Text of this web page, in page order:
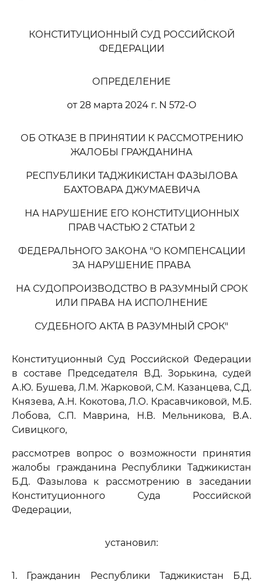
КОНСТИТУЦИОННЫЙ СУД РОССИЙСКОЙ
ФЕДЕРАЦИИ
ОПРЕДЕЛЕНИЕ
от 28 марта 2024 г. N 572-О
ОБ ОТКАЗЕ В ПРИНЯТИИ К РАССМОТРЕНИЮ
ЖАЛОБЫ ГРАЖДАНИНА
РЕСПУБЛИКИ ТАДЖИКИСТАН ФАЗЫЛОВА
БАХТОВАРА ДЖУМАЕВИЧА
НА НАРУШЕНИЕ ЕГО КОНСТИТУЦИОННЫХ
ПРАВ ЧАСТЬЮ 2 СТАТЬИ 2
ФЕДЕРАЛЬНОГО ЗАКОНА "О КОМПЕНСАЦИИ
ЗА НАРУШЕНИЕ ПРАВА
НА СУДОПРОИЗВОДСТВО В РАЗУМНЫЙ СРОК
ИЛИ ПРАВА НА ИСПОЛНЕНИЕ
СУДЕБНОГО АКТА В РАЗУМНЫЙ СРОК"
Конституционный Суд Российской Федерации
в составе Председателя В.Д. Зорькина, судей
А.Ю. Бушева, Л.М. Жарковой, С.М. Казанцева, С.Д.
Князева, А.Н. Кокотова, Л.О. Красавчиковой, М.Б.
Лобова, С.П. Маврина, Н.В. Мельникова, В.А.
Сивицкого,
рассмотрев вопрос о возможности принятия
жалобы гражданина Республики Таджикистан
Б.Д. Фазылова к рассмотрению в заседании
Конституционного Суда Российской
Федерации,
установил:
1. Гражданин Республики Таджикистан Б.Д.